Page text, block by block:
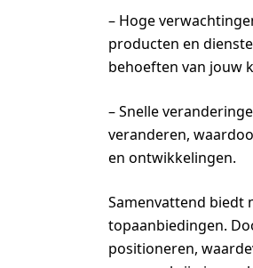
– Hoge
producten en
behoeften van jouw
– Snelle
veranderen,
en ontwikkelingen.
Samenvattend biedt
topaanbiedingen.
positioneren,